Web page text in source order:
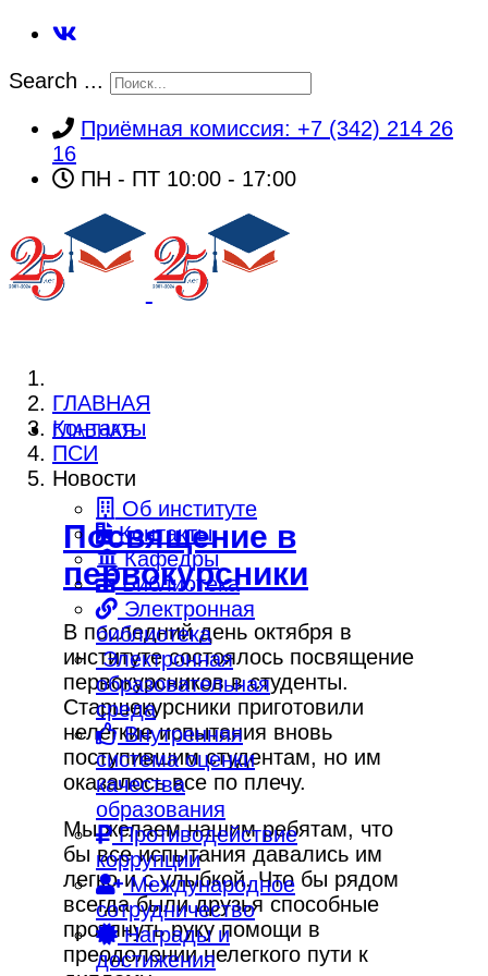
Search ...
Приёмная комиссия: +7 (342) 214 26
16
ПН - ПТ 10:00 - 17:00
ГЛАВНАЯ
Об институте
Контакты
Кафедры
Библиотека
Электронная
библиотека
Электронная
образовательная
среда
Внутренняя
система оценки
качества
образования
Противодействие
коррупции
Международное
сотрудничество
Награды и
достижения
ГЛАВНАЯ
Контакты
ПСИ
Новости
Посвящение в
первокурсники
В последний день октября в
институте состоялось посвящение
первокурсников в студенты.
Старшекурсники приготовили
нелегкие испытания вновь
поступившим студентам, но им
оказалось все по плечу.
Мы желаем нашим ребятам, что
бы все испытания давались им
легко и с улыбкой. Что бы рядом
всегда были друзья способные
протянуть руку помощи в
преодолении нелегкого пути к